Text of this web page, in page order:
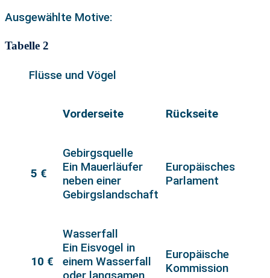
Ausgewählte Motive:
Tabelle 2
Flüsse und Vögel
Vorderseite Rückseite
5 €
Gebirgsquelle
Ein Mauerläufer
neben einer
Gebirgslandschaft
Europäisches
Parlament
10 €
Wasserfall
Ein Eisvogel in
einem Wasserfall
oder langsamen
Europäische
Kommission